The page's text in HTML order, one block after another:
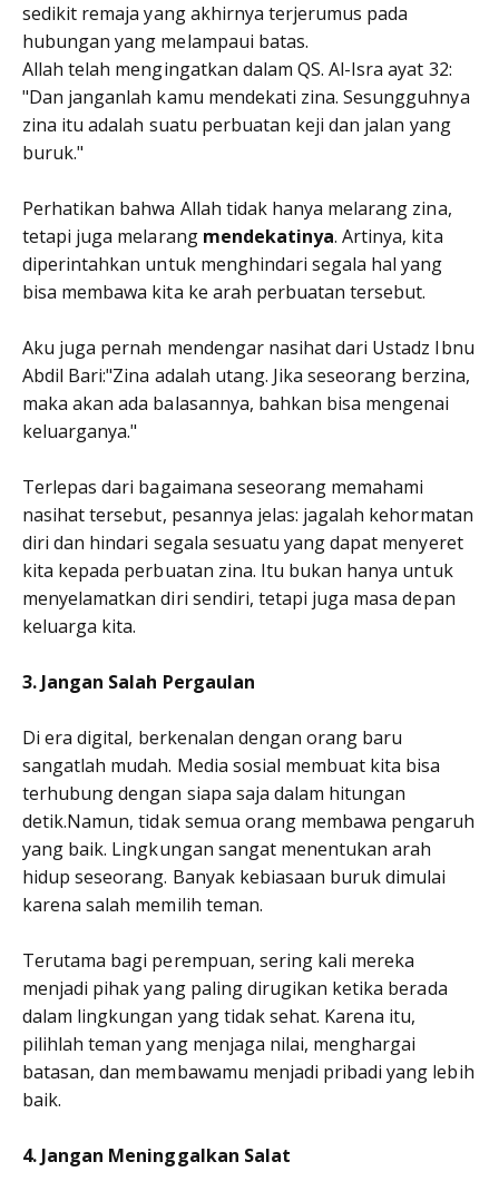
sedikit remaja yang akhirnya terjerumus pada
hubungan yang melampaui batas.
Allah telah mengingatkan dalam QS. Al-Isra ayat 32:
"Dan janganlah kamu mendekati zina. Sesungguhnya
zina itu adalah suatu perbuatan keji dan jalan yang
buruk."
Perhatikan bahwa Allah tidak hanya melarang zina,
tetapi juga melarang mendekatinya. Artinya, kita
diperintahkan untuk menghindari segala hal yang
bisa membawa kita ke arah perbuatan tersebut.
Aku juga pernah mendengar nasihat dari Ustadz Ibnu
Abdil Bari:"Zina adalah utang. Jika seseorang berzina,
maka akan ada balasannya, bahkan bisa mengenai
keluarganya."
Terlepas dari bagaimana seseorang memahami
nasihat tersebut, pesannya jelas: jagalah kehormatan
diri dan hindari segala sesuatu yang dapat menyeret
kita kepada perbuatan zina. Itu bukan hanya untuk
menyelamatkan diri sendiri, tetapi juga masa depan
keluarga kita.
3. Jangan Salah Pergaulan
Di era digital, berkenalan dengan orang baru
sangatlah mudah. Media sosial membuat kita bisa
terhubung dengan siapa saja dalam hitungan
detik.Namun, tidak semua orang membawa pengaruh
yang baik. Lingkungan sangat menentukan arah
hidup seseorang. Banyak kebiasaan buruk dimulai
karena salah memilih teman.
Terutama bagi perempuan, sering kali mereka
menjadi pihak yang paling dirugikan ketika berada
dalam lingkungan yang tidak sehat. Karena itu,
pilihlah teman yang menjaga nilai, menghargai
batasan, dan membawamu menjadi pribadi yang lebih
baik.
4. Jangan Meninggalkan Salat